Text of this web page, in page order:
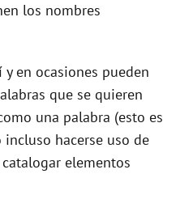
los nombres
en ocasiones pueden
que se quieren
una palabra (esto es
hacerse uso de
elementos